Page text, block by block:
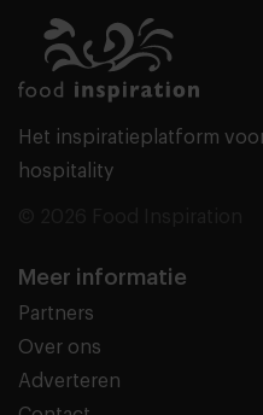
Het inspiratieplatform
hospitality
Meer informatie
Partners
Over ons
Adverteren